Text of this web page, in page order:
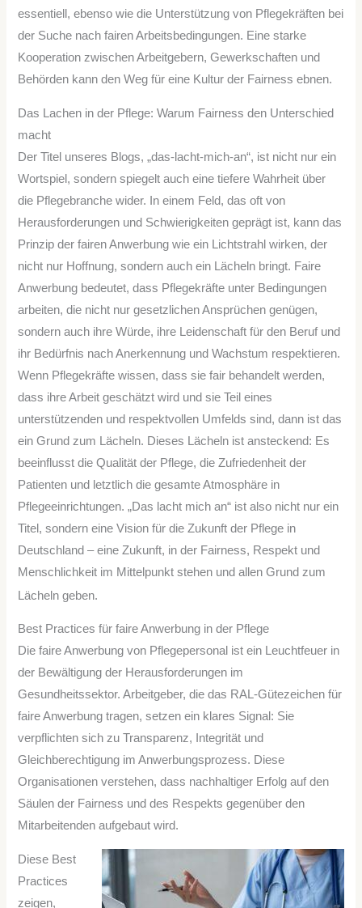
essentiell, ebenso wie die Unterstützung von Pflegekräften bei
der Suche nach fairen Arbeitsbedingungen. Eine starke
Kooperation zwischen Arbeitgebern, Gewerkschaften und
Behörden kann den Weg für eine Kultur der Fairness ebnen.
Das Lachen in der Pflege: Warum Fairness den Unterschied
macht
Der Titel unseres Blogs, „das-lacht-mich-an“, ist nicht nur ein
Wortspiel, sondern spiegelt auch eine tiefere Wahrheit über
die Pflegebranche wider. In einem Feld, das oft von
Herausforderungen und Schwierigkeiten geprägt ist, kann das
Prinzip der fairen Anwerbung wie ein Lichtstrahl wirken, der
nicht nur Hoffnung, sondern auch ein Lächeln bringt. Faire
Anwerbung bedeutet, dass Pflegekräfte unter Bedingungen
arbeiten, die nicht nur gesetzlichen Ansprüchen genügen,
sondern auch ihre Würde, ihre Leidenschaft für den Beruf und
ihr Bedürfnis nach Anerkennung und Wachstum respektieren.
Wenn Pflegekräfte wissen, dass sie fair behandelt werden,
dass ihre Arbeit geschätzt wird und sie Teil eines
unterstützenden und respektvollen Umfelds sind, dann ist das
ein Grund zum Lächeln. Dieses Lächeln ist ansteckend: Es
beeinflusst die Qualität der Pflege, die Zufriedenheit der
Patienten und letztlich die gesamte Atmosphäre in
Pflegeeinrichtungen. „Das lacht mich an“ ist also nicht nur ein
Titel, sondern eine Vision für die Zukunft der Pflege in
Deutschland – eine Zukunft, in der Fairness, Respekt und
Menschlichkeit im Mittelpunkt stehen und allen Grund zum
Lächeln geben.
Best Practices für faire Anwerbung in der Pflege
Die faire Anwerbung von Pflegepersonal ist ein Leuchtfeuer in
der Bewältigung der Herausforderungen im
Gesundheitssektor. Arbeitgeber, die das RAL-Gütezeichen für
faire Anwerbung tragen, setzen ein klares Signal: Sie
verpflichten sich zu Transparenz, Integrität und
Gleichberechtigung im Anwerbungsprozess. Diese
Organisationen verstehen, dass nachhaltiger Erfolg auf den
Säulen der Fairness und des Respekts gegenüber den
Mitarbeitenden aufgebaut wird.
Diese Best
Practices
zeigen,